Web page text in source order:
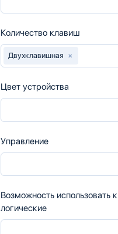
Количество клавиш
×
Двухклавишная
Цвет устройства
Управление
Возможность использовать
логические